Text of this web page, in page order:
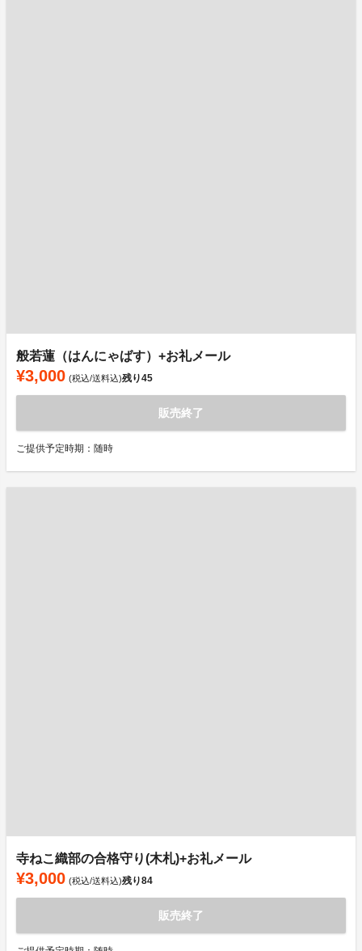
般若蓮（はんにゃばす）+お礼メール
¥3,000 (税込/送料込)残り45
販売終了
ご提供予定時期：随時
寺ねこ織部の合格守り(木札)+お礼メール
¥3,000 (税込/送料込)残り84
販売終了